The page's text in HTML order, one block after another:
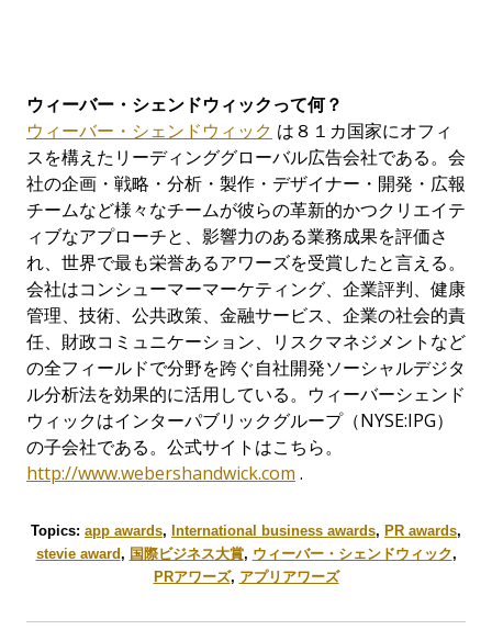
ウィーバー・シェンドウィックって何？
ウィーバー・シェンドウィック は８１カ国家にオフィ
スを構えたリーディンググローバル広告会社である。会
社の企画・戦略・分析・製作・デザイナー・開発・広報
チームなど様々なチームが彼らの革新的かつクリエイテ
ィブなアプローチと、影響力のある業務成果を評価さ
れ、世界で最も栄誉あるアワーズを受賞したと言える。
会社はコンシューマーマーケティング、企業評判、健康
管理、技術、公共政策、金融サービス、企業の社会的責
任、財政コミュニケーション、リスクマネジメントなど
の全フィールドで分野を跨ぐ自社開発ソーシャルデジタ
ル分析法を効果的に活用している。ウィーバーシェンド
ウィックはインターパブリックグループ（NYSE:IPG）
の子会社である。公式サイトはこちら。
http://www.webershandwick.com .
Topics: app awards, International business awards, PR awards,
stevie award, 国際ビジネス大賞, ウィーバー・シェンドウィック,
PRアワーズ, アプリアワーズ